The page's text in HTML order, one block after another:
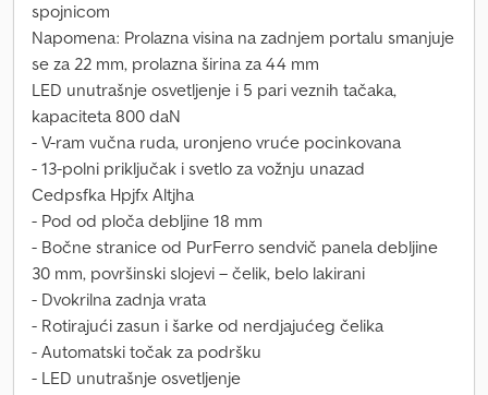
spojnicom
Napomena: Prolazna visina na zadnjem portalu smanjuje
se za 22 mm, prolazna širina za 44 mm
LED unutrašnje osvetljenje i 5 pari veznih tačaka,
kapaciteta 800 daN
- V-ram vučna ruda, uronjeno vruće pocinkovana
- 13-polni priključak i svetlo za vožnju unazad
Cedpsfka Hpjfx Altjha
- Pod od ploča debljine 18 mm
- Bočne stranice od PurFerro sendvič panela debljine
30 mm, površinski slojevi – čelik, belo lakirani
- Dvokrilna zadnja vrata
- Rotirajući zasun i šarke od nerdjajućeg čelika
- Automatski točak za podršku
- LED unutrašnje osvetljenje